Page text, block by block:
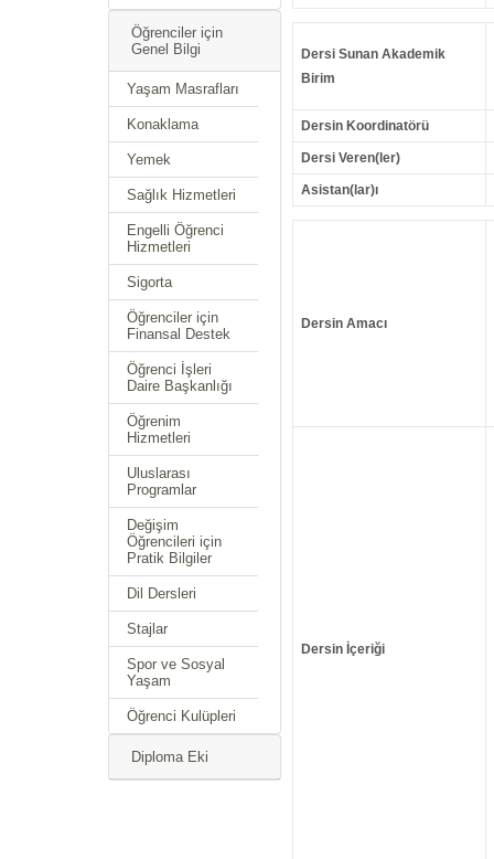
Öğrenciler için
Genel Bilgi
Yaşam Masrafları
Konaklama
Yemek
Sağlık Hizmetleri
Engelli Öğrenci
Hizmetleri
Sigorta
Öğrenciler için
Finansal Destek
Öğrenci İşleri
Daire Başkanlığı
Öğrenim
Hizmetleri
Uluslarası
Programlar
Değişim
Öğrencileri için
Pratik Bilgiler
Dil Dersleri
Stajlar
Spor ve Sosyal
Yaşam
Öğrenci Kulüpleri
Diploma Eki
Dersi Sunan Akademik
Birim
Dersin Koordinatörü
Dersi Veren(ler)
Asistan(lar)ı
Dersin Amacı
Dersin İçeriği